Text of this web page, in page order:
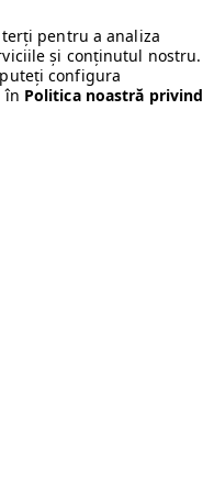
pentru a analiza
și conținutul nostru.
configura
în Politica noastră privind
brand